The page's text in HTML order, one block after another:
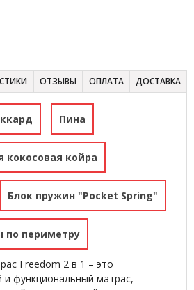
ОТЗЫВЫ ОПЛАТА ДОСТАВКА
Пина
кокосовая койра
Блок пружин "Pocket Spring"
по периметру
Freedom 2 в 1 – это
и функциональный матрас,